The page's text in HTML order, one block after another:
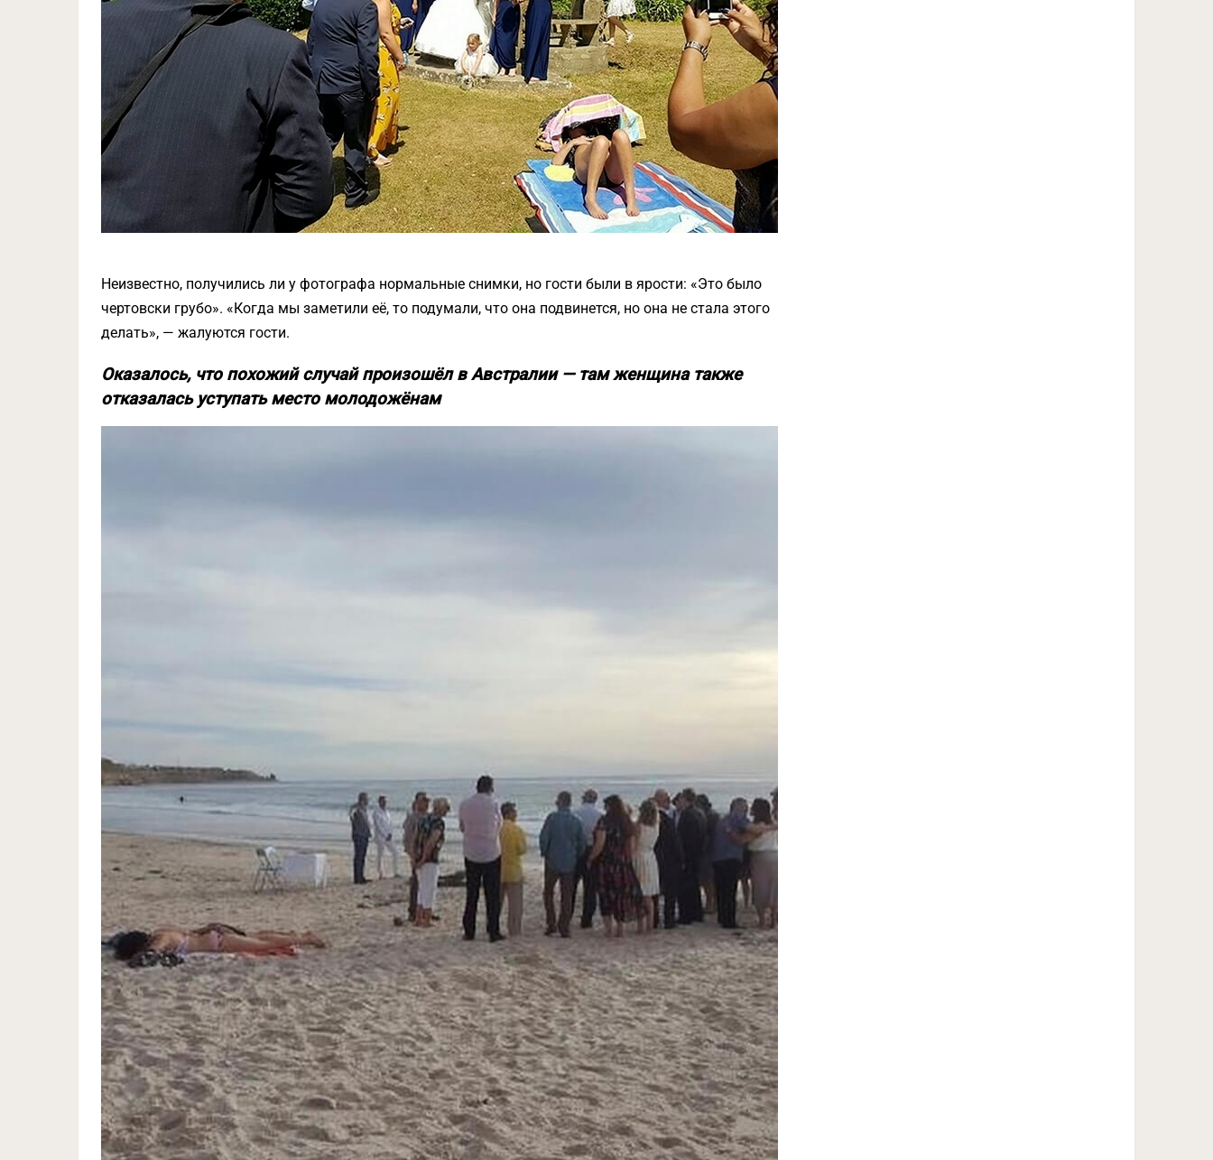
Неизвестно, получились ли у фотографа нормальные снимки, но гости были в ярости: «Это было
чертовски грубо». «Когда мы заметили её, то подумали, что она подвинется, но она не стала этого
делать», — жалуются гости.
Оказалось, что похожий случай произошёл в Австралии — там женщина также
отказалась уступать место молодожёнам